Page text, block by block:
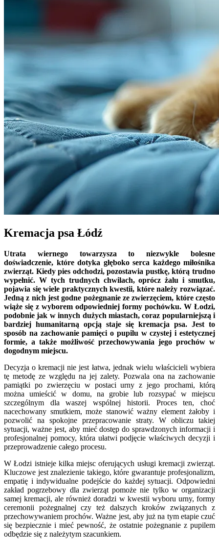
Kremacja psa Łódź
Utrata wiernego towarzysza to niezwykle bolesne
doświadczenie, które dotyka głęboko serca każdego miłośnika
zwierząt. Kiedy pies odchodzi, pozostawia pustkę, którą trudno
wypełnić. W tych trudnych chwilach, oprócz żalu i smutku,
pojawia się wiele praktycznych kwestii, które należy rozwiązać.
Jedną z nich jest godne pożegnanie ze zwierzęciem, które często
wiąże się z wyborem odpowiedniej formy pochówku. W Łodzi,
podobnie jak w innych dużych miastach, coraz popularniejszą i
bardziej humanitarną opcją staje się kremacja psa. Jest to
sposób na zachowanie pamięci o pupilu w czystej i estetycznej
formie, a także możliwość przechowywania jego prochów w
dogodnym miejscu.
Decyzja o kremacji nie jest łatwa, jednak wielu właścicieli wybiera
tę metodę ze względu na jej zalety. Pozwala ona na zachowanie
pamiątki po zwierzęciu w postaci urny z jego prochami, którą
można umieścić w domu, na grobie lub rozsypać w miejscu
szczególnym dla waszej wspólnej historii. Proces ten, choć
nacechowany smutkiem, może stanowić ważny element żałoby i
pozwolić na spokojne przepracowanie straty. W obliczu takiej
sytuacji, ważne jest, aby mieć dostęp do sprawdzonych informacji i
profesjonalnej pomocy, która ułatwi podjęcie właściwych decyzji i
przeprowadzenie całego procesu.
W Łodzi istnieje kilka miejsc oferujących usługi kremacji zwierząt.
Kluczowe jest znalezienie takiego, które gwarantuje profesjonalizm,
empatię i indywidualne podejście do każdej sytuacji. Odpowiedni
zakład pogrzebowy dla zwierząt pomoże nie tylko w organizacji
samej kremacji, ale również doradzi w kwestii wyboru urny, formy
ceremonii pożegnalnej czy też dalszych kroków związanych z
przechowywaniem prochów. Ważne jest, aby już na tym etapie czuć
się bezpiecznie i mieć pewność, że ostatnie pożegnanie z pupilem
odbędzie się z należytym szacunkiem.